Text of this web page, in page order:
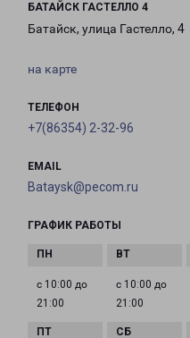
БАТАЙСК ГАСТЕЛЛО 4
Батайск, улица Гастелло, 4
на карте
ТЕЛЕФОН
+7(86354) 2-32-96
EMAIL
Bataysk@pecom.ru
ГРАФИК РАБОТЫ
с 10:00 до
21:00
с 10:00 до
21:00